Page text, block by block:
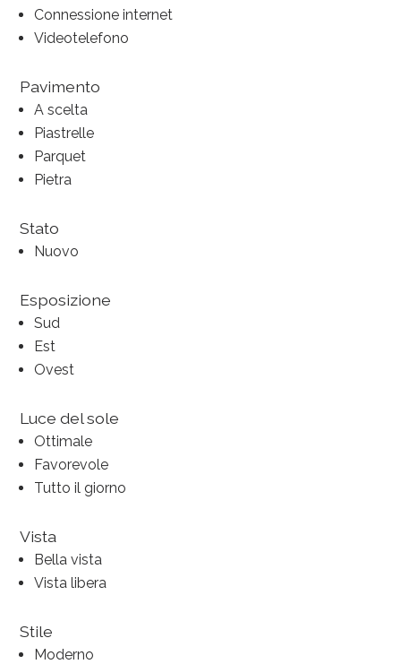
Connessione internet
Videotelefono
Pavimento
A scelta
Piastrelle
Parquet
Pietra
Stato
Nuovo
Esposizione
Sud
Est
Ovest
Luce del sole
Ottimale
Favorevole
Tutto il giorno
Vista
Bella vista
Vista libera
Stile
Moderno